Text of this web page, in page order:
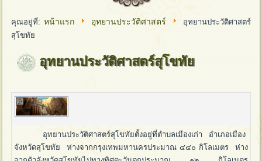
คุณอยู่ที่:หน้าแรก อุทยานประวัติศาสตร์
อุทยานประวัติศาสตร์
สุโขทัย
อุทยานประวัติศาสตร์สุโขทัย
อุทยานประวัติศาสตร์สุโขทัยตั้งอยู่ที่ตำบลเมืองเก่า อำเภอเมือง
จังหวัดสุโขทัย ห่างจากกรุงเทพมหานครประมาณ ๔๔๐ กิโลเมตร ห่าง